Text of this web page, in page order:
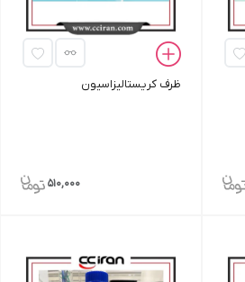
ظرف کریستالیزاسیون
510,000